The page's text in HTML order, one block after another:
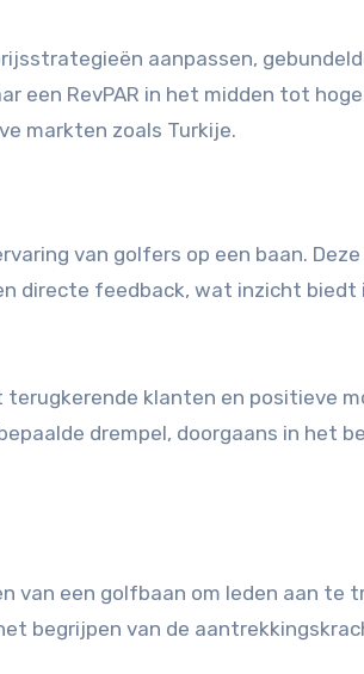
aanpassen,
een RevPAR in het midden tot
markten zoals Turkije.
van golfers op een baan.
directe feedback, wat inzicht biedt
terugkerende klanten en positieve
drempel, doorgaans in het
van een golfbaan om leden aan te
begrijpen van de